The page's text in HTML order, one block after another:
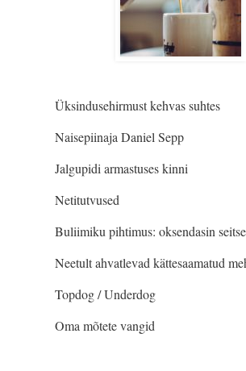
Üksindusehirmust kehvas suhtes
Naisepiinaja Daniel Sepp
Jalgupidi armastuses kinni
Netitutvused
Buliimiku pihtimus: oksendasin
Neetult ahvatlevad kättesaamatud
Topdog / Underdog
Oma mõtete vangid